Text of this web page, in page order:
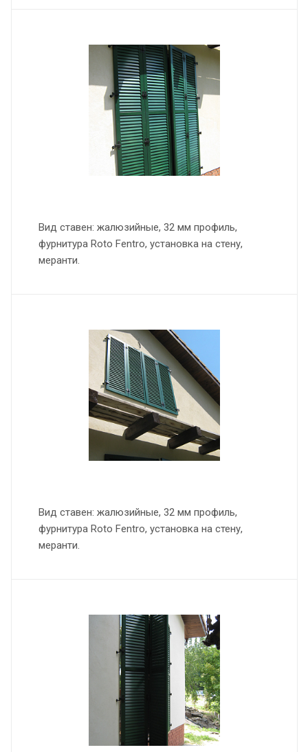
Вид ставен: жалюзийные, 32 мм профиль,
фурнитура Roto Fentro, установка на стену,
меранти.
Вид ставен: жалюзийные, 32 мм профиль,
фурнитура Roto Fentro, установка на стену,
меранти.